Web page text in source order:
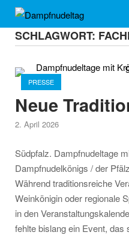
Skip
content
Home
SCHLAGWORT:
PRESSE
Open post
Neue
2. April 2026
Südpfalz. Dampfnudeltage
Dampfnudelkönigs / der
Während traditionsreiche
Weinkönigin oder regionale
in den
fehlte bislang ein Event,